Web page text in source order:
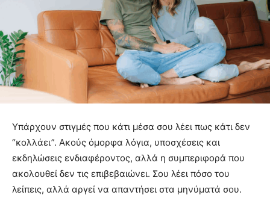
Υπάρχουν στιγμές που κάτι μέσα σου λέει πως κάτι δεν
“κολλάει”. Ακούς όμορφα λόγια, υποσχέσεις και
εκδηλώσεις ενδιαφέροντος, αλλά η συμπεριφορά που
ακολουθεί δεν τις επιβεβαιώνει. Σου λέει πόσο του
λείπεις, αλλά αργεί να απαντήσει στα μηνύματά σου.